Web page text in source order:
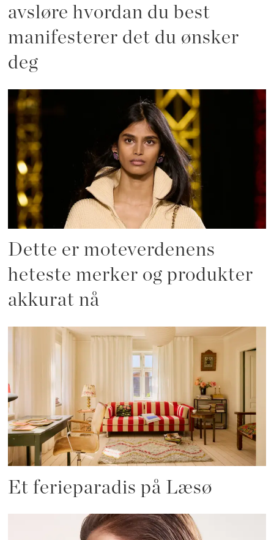
avsløre hvordan du best
manifesterer det du ønsker
deg
Dette er moteverdenens
heteste merker og produkter
akkurat nå
Et ferieparadis på Læsø